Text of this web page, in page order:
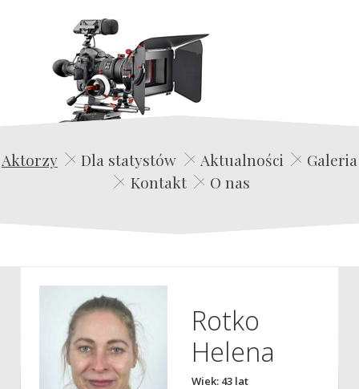
Edwin Film Agencja Aktorska
Aktorzy Dla statystów Aktualności
Galeria
Kontakt
O nas
Rotko
Helena
Wiek: 43 lat